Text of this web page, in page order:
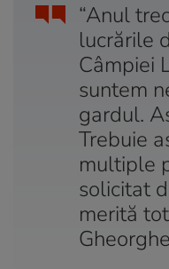
“Anul
lucrările
Câmpiei
suntem
gardul.
Trebuie
multiple
solicitat
merită